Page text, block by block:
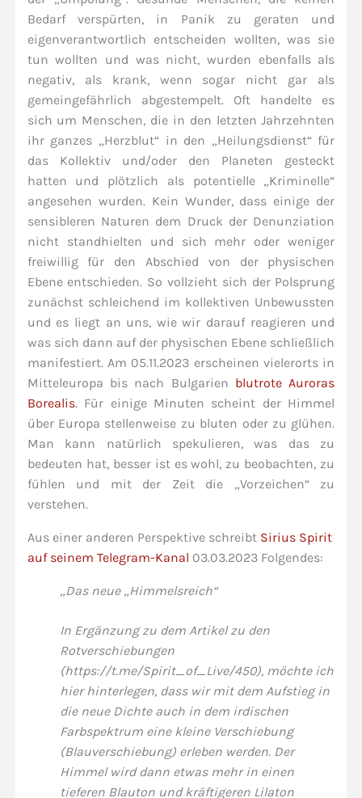
Bedarf verspürten, in Panik zu geraten und
eigenverantwortlich entscheiden wollten, was sie
tun wollten und was nicht, wurden ebenfalls als
negativ, als krank, wenn sogar nicht gar als
gemeingefährlich abgestempelt. Oft handelte es
sich um Menschen, die in den letzten Jahrzehnten
ihr ganzes „Herzblut“ in den „Heilungsdienst“ für
das Kollektiv und/oder den Planeten gesteckt
hatten und plötzlich als potentielle „Kriminelle“
angesehen wurden. Kein Wunder, dass einige der
sensibleren Naturen dem Druck der Denunziation
nicht standhielten und sich mehr oder weniger
freiwillig für den Abschied von der physischen
Ebene entschieden. So vollzieht sich der Polsprung
zunächst schleichend im kollektiven Unbewussten
und es liegt an uns, wie wir darauf reagieren und
was sich dann auf der physischen Ebene schließlich
manifestiert. Am 05.11.2023 erscheinen vielerorts in
Mitteleuropa bis nach Bulgarien blutrote Auroras
Borealis. Für einige Minuten scheint der Himmel
über Europa stellenweise zu bluten oder zu glühen.
Man kann natürlich spekulieren, was das zu
bedeuten hat, besser ist es wohl, zu beobachten, zu
fühlen und mit der Zeit die „Vorzeichen“ zu
verstehen.
Aus einer anderen Perspektive schreibt Sirius Spirit
auf seinem Telegram-Kanal 03.03.2023 Folgendes:
„Das neue „Himmelsreich“
In Ergänzung zu dem Artikel zu den
Rotverschiebungen
(https://t.me/Spirit_of_Live/450), möchte ich
hier hinterlegen, dass wir mit dem Aufstieg in
die neue Dichte auch in dem irdischen
Farbspektrum eine kleine Verschiebung
(Blauverschiebung) erleben werden. Der
Himmel wird dann etwas mehr in einen
tieferen Blauton und kräftigeren Lilaton